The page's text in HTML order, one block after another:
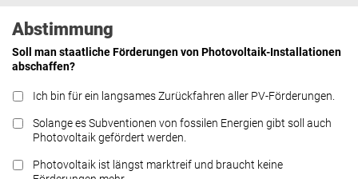
Abstimmung
Soll man staatliche Förderungen von Photovoltaik-Installationen
abschaffen?
Ich bin für ein langsames Zurückfahren aller PV-Förderungen.
Solange es Subventionen von fossilen Energien gibt soll auch
Photovoltaik gefördert werden.
Photovoltaik ist längst marktreif und braucht keine